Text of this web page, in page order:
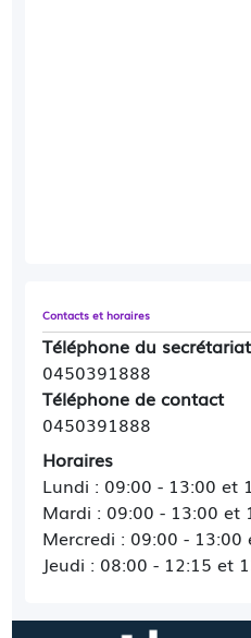
Contacts et horaires
Téléphone du secrétariat
0450391888
Téléphone de contact
0450391888
Horaires
Lundi : 09:00 - 13:00 et
Mardi : 09:00 - 13:00 et
Mercredi : 09:00 - 13:00
Jeudi : 08:00 - 12:15 et